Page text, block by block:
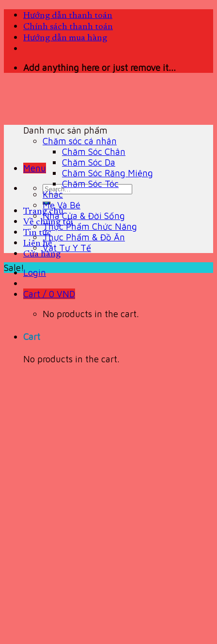
Skip
content
Hướng dẫn thanh toán
Chính sách thanh toán
Hướng dẫn mua hàng
Add anything here or just remove it...
Menu
Search
for:
Trang chủ
Về chúng tôi
Tin tức
Liên hệ
Cửa hàng
Login
Cart / 0 VND
No products in the cart.
Cart
No products in the cart.
Danh mục sản phẩm
Chăm sóc cá nhân
Chăm Sóc Chân
Chăm Sóc Da
Chăm Sóc Răng Miệng
Chăm Sóc Tóc
Khác
Mẹ Và Bé
Nhà Cửa & Đời Sống
Thực Phẩm Chức Năng
Thực Phẩm & Đồ Ăn
Vật Tư Y Tế
Sale!